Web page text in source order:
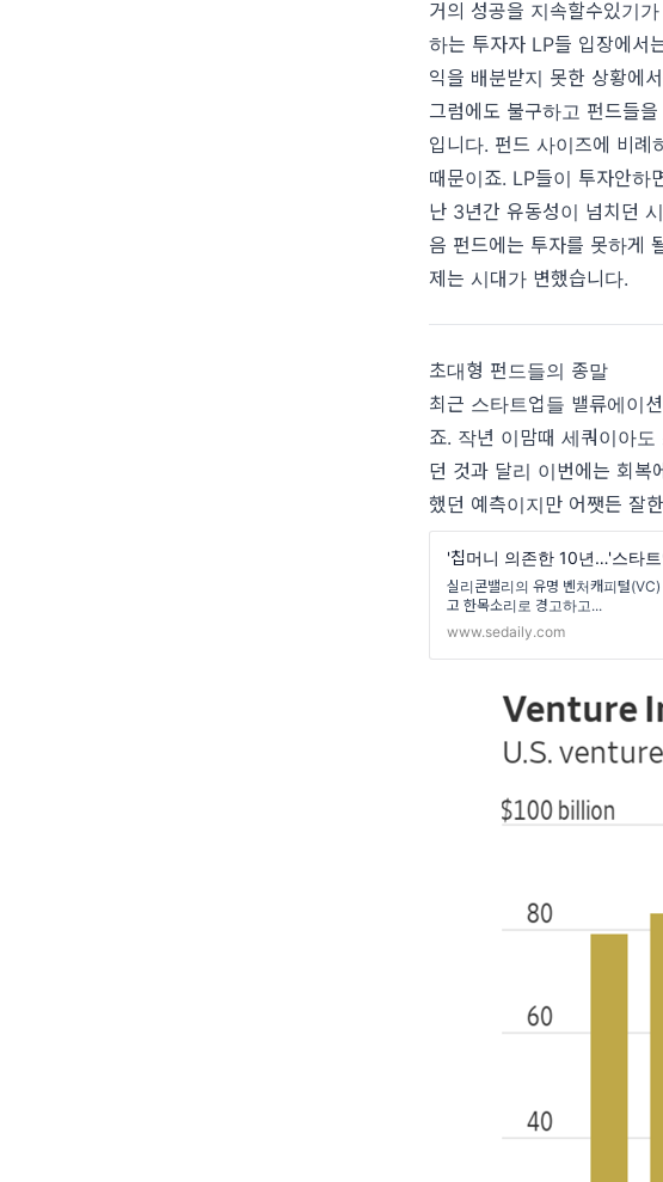
거의 성공을 지속할수있기
하는 투자자 LP들 입장에서
익을 배분받지 못한 상황에
그럼에도 불구하고 펀드들
입니다. 펀드 사이즈에 비례
때문이죠. LP들이 투자안하
난 3년간 유동성이 넘치던
음 펀드에는 투자를 못하게
제는 시대가 변했습니다.
초대형 펀드들의 종말
최근 스타트업들 밸류에이
죠. 작년 이맘때 세쿼이아도
던 것과 달리 이번에는 회복
했던 예측이지만 어쨋든 잘
'칩머니 의존한 10년…'스타
실리콘밸리의 유명 벤처캐피털(VC)
고 한목소리로 경고하고...
www.sedaily.com